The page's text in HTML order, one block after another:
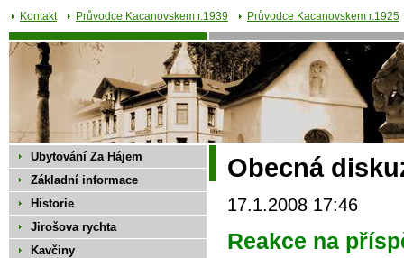
Kontakt Průvodce Kacanovskem r.1939 Průvodce Kacanovskem r.1925
Obecná
17.1.2008 17:46
Reakce na
Ubytování Za Hájem
Základní informace
Historie
Jirošova rychta
Kavčiny